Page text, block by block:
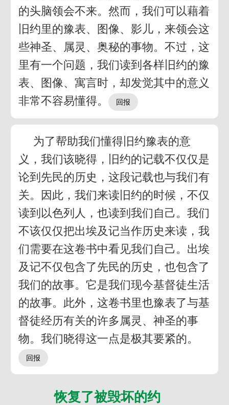
的头脑领会不来。然而，我们可以藉着
旧约里的豫表、图像、影儿，来领会这
些神圣、属灵、奥秘的事物。不过，这
里有一个问题，我们读到各样旧约的豫
表、图像、寓言时，却发觉其中的意义
非常不容易懂得。
为了帮助我们懂得旧约豫表的意
义，我们该晓得，旧约的记载不仅仅是
论到先民的历史，这段记载也与我们有
关。因此，我们来读旧约的时候，不仅
读到以色列人，也读到我们自己。我们
不该仅仅把出埃及记当作历史来读，我
们需要在这卷书中看见我们自己。出埃
及记不仅包含了先民的历史，也包含了
我们的故事。它是我们现今基督徒生活
的故事。此外，这卷书里也豫表了与基
督徒经历有关的许多属灵、神圣的事
物。我们晓得这一点是极其要紧的。
恢复了被毁坏的约